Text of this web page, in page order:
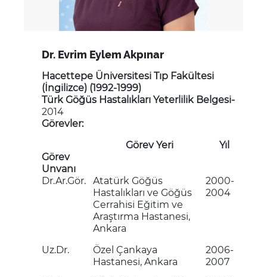
Dr. Evrim Eylem Akpınar
Hacettepe Üniversitesi Tıp Fakültesi
(İngilizce) (1992-1999)
Türk Göğüs Hastalıkları Yeterlilik Belgesi-
2014
Görevler:
Görev
Unvanı
Görev Yeri Yıl
Dr.Ar.Gör.
Atatürk Göğüs
Hastalıkları ve Göğüs
Cerrahisi Eğitim ve
Araştırma Hastanesi,
Ankara
2000-
2004
Uz.Dr.
Özel Çankaya
Hastanesi, Ankara
2006-
2007